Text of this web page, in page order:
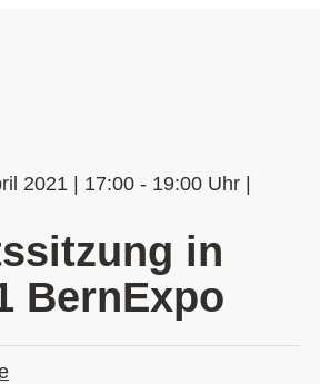
2021 | 17:00 - 19:00 Uhr |
in
BernExpo